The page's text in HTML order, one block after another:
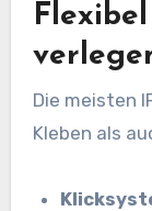
Die meisten
Kleben als